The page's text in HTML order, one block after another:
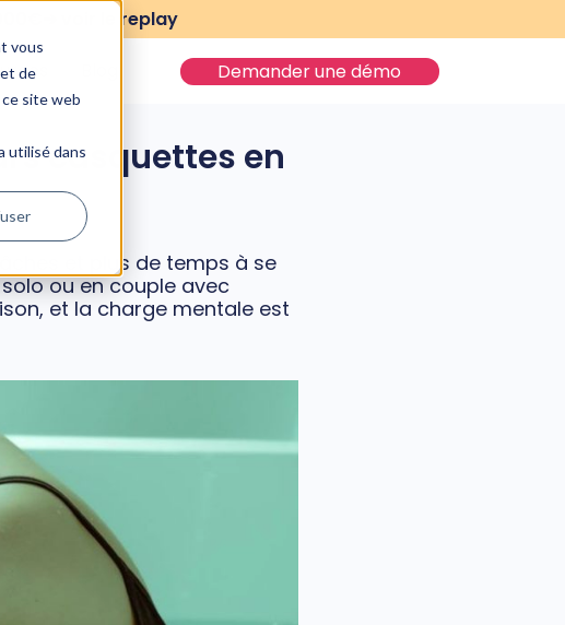
vous
de
site web
utilisé dans
voir le replay
Demander une démo
casquettes en
et plus de temps à se
ou en couple avec
et la charge mentale est